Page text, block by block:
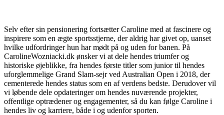
Selv efter sin pensionering fortsætter Caroline med at fascinere og
inspirere som en ægte sportsstjerne, der aldrig har givet op, uanset
hvilke udfordringer hun har mødt på og uden for banen. På
CarolineWozniacki.dk ønsker vi at dele hendes triumfer og
historiske øjeblikke, fra hendes første titler som junior til hendes
uforglemmelige Grand Slam-sejr ved Australian Open i 2018, der
cementerede hendes status som en af verdens bedste. Derudover vil
vi løbende dele opdateringer om hendes nuværende projekter,
offentlige optrædener og engagementer, så du kan følge Caroline i
hendes liv og karriere, både i og udenfor sporten.